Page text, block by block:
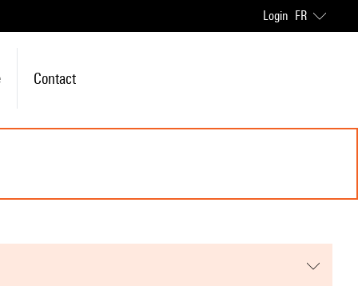
Login FR
Contact